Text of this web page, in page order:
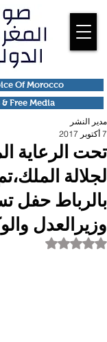
Free Media
Of Morocco
تحت الرعاية
لجلالة
بالرباط حفل
وزيرالعدل
مدير النشر
7 أكتوبر 2017
تم التقييم بـ ليس